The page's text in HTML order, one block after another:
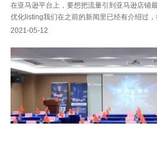
在亚马逊平台上，要想把流量引到亚马逊店铺
优化listing我们在之前的新闻里已经有介绍过
2021-05-12